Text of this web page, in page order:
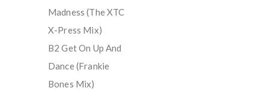
Madness (The XTC
X-Press Mix)
B2 Get On Up And
Dance (Frankie
Bones Mix)